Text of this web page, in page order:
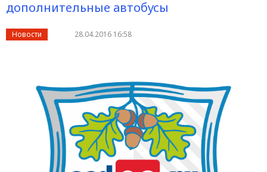
дополнительные автобусы
Новости 28.04.2016 16:58